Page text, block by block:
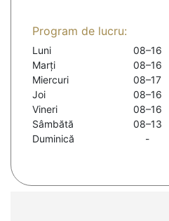
Program de lucru:
Luni
08–16
Marți
08–16
Miercuri
08–17
Joi
08–16
Vineri
08–16
Sâmbătă
08–13
Duminică
-